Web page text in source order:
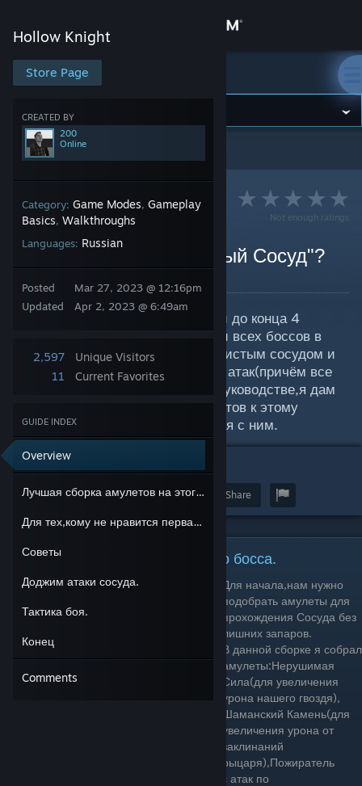
Store
Community
About
Support
Change language
Get the Steam Mobile App
View desktop website
Hollow Knight
Store Page
CREATED BY
200
Online
Category: Game Modes, Gameplay
Basics, Walkthroughs
Languages: Russian
Posted
Updated
Mar 27, 2023 @ 12:16pm
Apr 2, 2023 @ 6:49am
2,597
Unique Visitors
11
Current Favorites
GUIDE INDEX
Overview
Лучшая сборка амулетов на этого босса.
Для тех,кому не нравится первая сборка.
Советы
Доджим атаки сосуда.
Тактика боя.
Конец
Comments
Hollow Knight
Hollow Knight
Not enough ratings
Как пройти босса "Чистый Сосуд"?
Некоторые игроки,которые дошли до конца 4
Пантеона или которые проходили всех боссов в
Чертогах богов,сталкивались с Чистым сосудом и
довольно быстро умирали от его атак(причём все
они сносят по 2 маски!).В этом руководстве,я дам
небольшой гайд на сборку амулетов к этому
бою,советы и тактику ведения боя с ним.
Award Favorite Share
Лучшая сборка амулетов на этого босса.
Для начала,нам нужно
подобрать амулеты для
прохождения Сосуда без
лишних запаров.
В данной сборке я собрал
амулеты:Нерушимая
Сила(для увеличения
урона нашего гвоздя),
Шаманский Камень(для
увеличения урона от
заклинаний
рыцаря),Пожиратель
душ(для наиболее быстрого сбора маны с атак по